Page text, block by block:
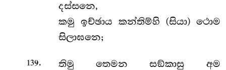
දස්සනෙ,
කමු ඉච්ඡාය කන්තිම්හි (සියා) ථොම
සිලාඝනෙ;
139.
තිමු තෙමන සඞ්කාසු අම